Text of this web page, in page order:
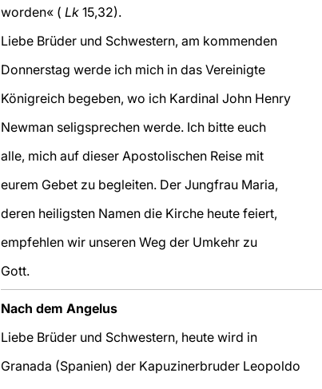
worden« ( Lk 15,32).
Liebe Brüder und Schwestern, am kommenden
Donnerstag werde ich mich in das Vereinigte
Königreich begeben, wo ich Kardinal John Henry
Newman seligsprechen werde. Ich bitte euch
alle, mich auf dieser Apostolischen Reise mit
eurem Gebet zu begleiten. Der Jungfrau Maria,
deren heiligsten Namen die Kirche heute feiert,
empfehlen wir unseren Weg der Umkehr zu
Gott.
Nach dem Angelus
Liebe Brüder und Schwestern, heute wird in
Granada (Spanien) der Kapuzinerbruder Leopoldo